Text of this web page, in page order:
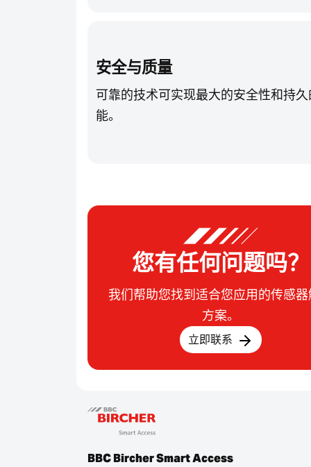
安全与质量
可靠的技术可实现最大的安全性和持
能。
您有任何问题吗？
我们帮助您找到适合您应用的传感
方案。
立即联系
BBC Bircher Smart Access